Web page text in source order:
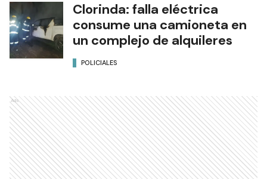
Clorinda: falla eléctrica
consume una camioneta en
un complejo de alquileres
POLICIALES
Ads